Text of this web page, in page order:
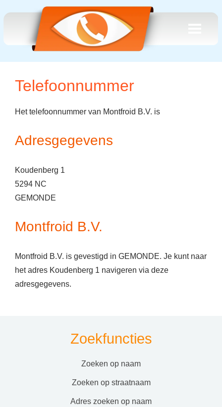
Telefoonnummer
Het telefoonnummer van Montfroid B.V. is
Adresgegevens
Koudenberg 1
5294 NC
GEMONDE
Montfroid B.V.
Montfroid B.V. is gevestigd in GEMONDE. Je kunt naar
het adres Koudenberg 1 navigeren via deze
adresgegevens.
Zoekfuncties
zoeken op naam
zoeken op straatnaam
adres zoeken op naam